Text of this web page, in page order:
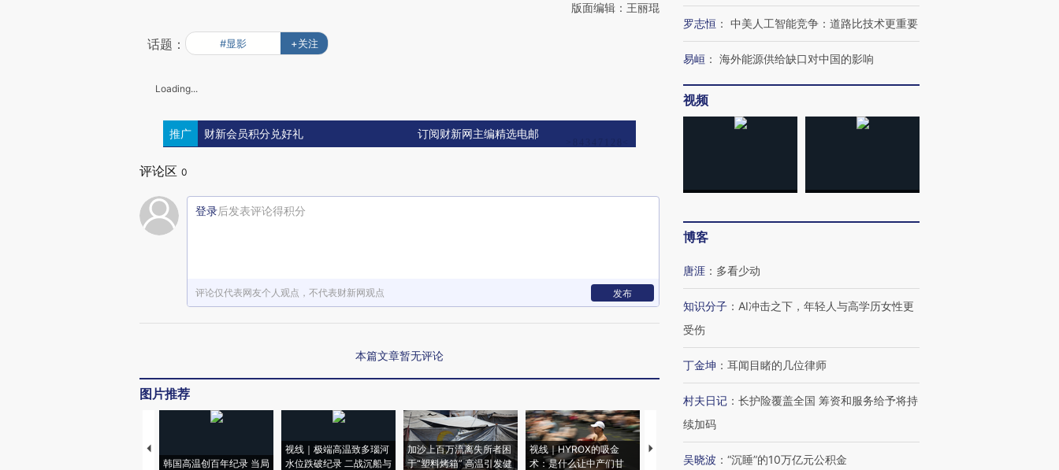
版面编辑：王丽琨
话题： #显影 +关注
Loading...
推广 财新会员积分兑好礼 订阅财新网主编精选电邮
评论区 0
登录后发表评论得积分
评论仅代表网友个人观点，不代表财新网观点 发布
本篇文章暂无评论
图片推荐
韩国高温创百年纪录 当局
视线｜极端高温致多瑙河
水位跌破纪录 二战沉船与
加沙上百万流离失所者困
于“塑料烤箱” 高温引发健
视线｜HYROX的吸金
术：是什么让中产们甘
马航飞行员跨国走私7万
粒摇头丸 尿检体内含3种
度Z世代 用街头抗争将教
罗志恒 ： 中美人工智能竞争：道路比技术更重要
易峘 ： 海外能源供给缺口对中国的影响
视频
博客
唐涯 ： 多看少动
知识分子 ： AI冲击之下，年轻人与高学历女性更
受伤
丁金坤 ： 耳闻目睹的几位律师
村夫日记 ： 长护险覆盖全国 筹资和服务给予将持
续加码
吴晓波 ： “沉睡”的10万亿元公积金